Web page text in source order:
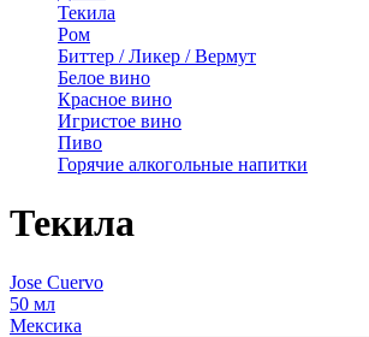
Текила
Ром
Биттер / Ликер / Вермут
Белое вино
Красное вино
Игристое вино
Пиво
Горячие алкогольные напитки
Текила
Jose Cuervo
50 мл
Мексика